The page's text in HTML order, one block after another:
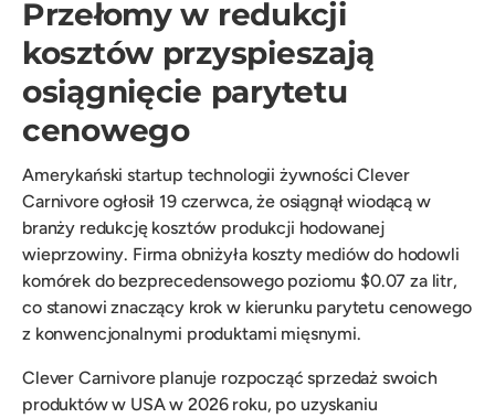
Przełomy w redukcji
kosztów przyspieszają
osiągnięcie parytetu
cenowego
Amerykański startup technologii żywności Clever
Carnivore ogłosił 19 czerwca, że osiągnął wiodącą w
branży redukcję kosztów produkcji hodowanej
wieprzowiny. Firma obniżyła koszty mediów do hodowli
komórek do bezprecedensowego poziomu $0.07 za litr,
co stanowi znaczący krok w kierunku parytetu cenowego
z konwencjonalnymi produktami mięsnymi.
Clever Carnivore planuje rozpocząć sprzedaż swoich
produktów w USA w 2026 roku, po uzyskaniu